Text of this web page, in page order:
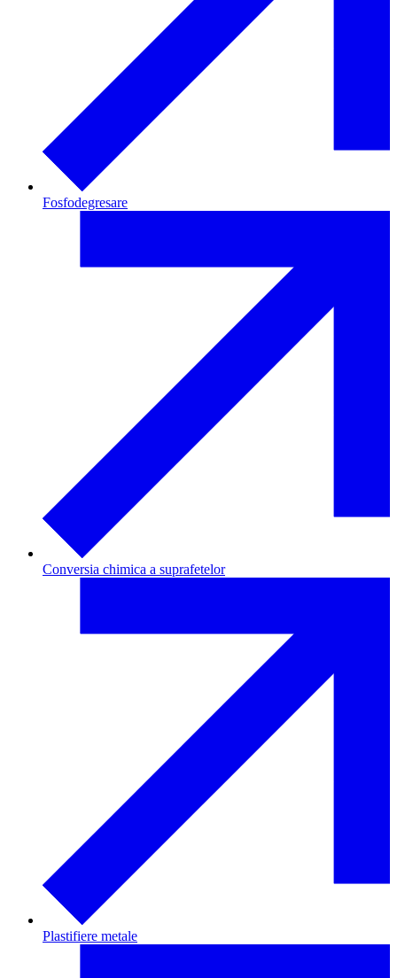
Fosfodegresare
Conversia chimica a suprafetelor
Plastifiere metale